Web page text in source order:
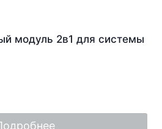
модуль 2в1 для системы